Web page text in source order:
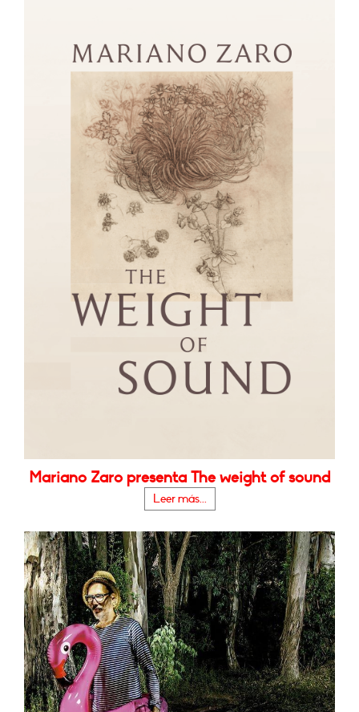
Mariano Zaro presenta The weight of sound
Leer más...